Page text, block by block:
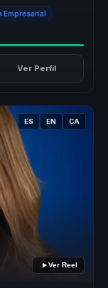
Empresarial
Ver Perfil
ES EN CA
Ver Reel